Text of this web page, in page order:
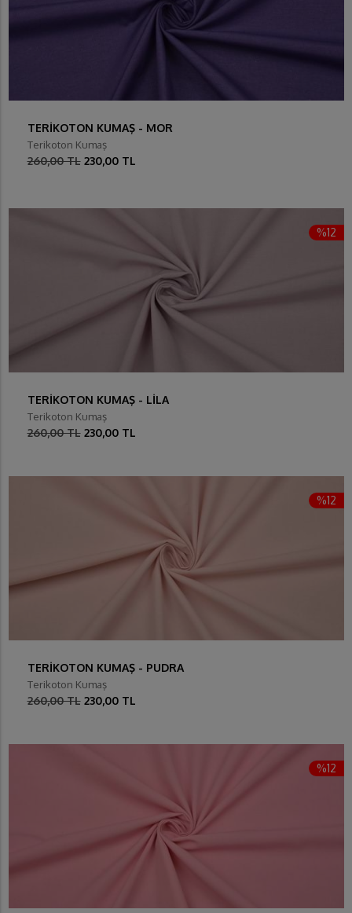
TERİKOTON KUMAŞ - MOR
Terikoton Kumaş
260,00 TL 230,00 TL
%12
TERİKOTON KUMAŞ - LİLA
Terikoton Kumaş
260,00 TL 230,00 TL
%12
TERİKOTON KUMAŞ - PUDRA
Terikoton Kumaş
260,00 TL 230,00 TL
%12